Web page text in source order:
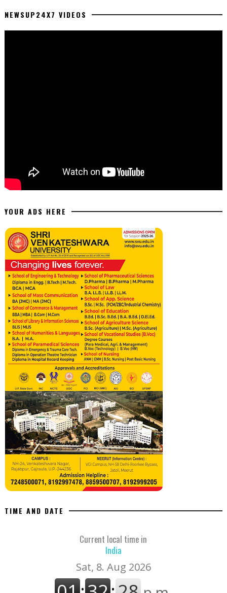
NEWSUP24X7 VIDEOS
YOUR ADS HERE
TIME AND DATE
Current local time in
India